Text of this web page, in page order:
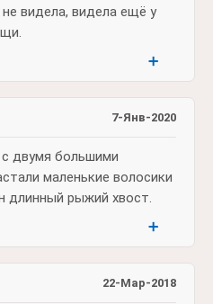
видела, видела ещё у
➕
7-Янв-2020
с двумя большими
маленькие волосики
длинный рыжий хвост.
➕
22-Мар-2018